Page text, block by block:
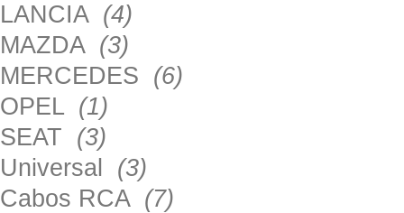
LANCIA (4)
MAZDA (3)
MERCEDES (6)
OPEL (1)
SEAT (3)
Universal (3)
Cabos RCA (7)